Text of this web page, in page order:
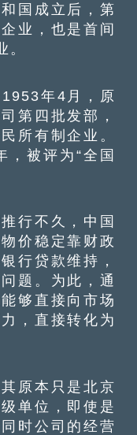
国成立后，第
业，也是首间
年4月，原
第四批发部，
所有制企业。
被评为“全国
行不久，中国
价稳定靠财政
行贷款维持，
题。为此，通
够直接向市场
，直接转化为
原本只是北京
单位，即使是
时公司的经营